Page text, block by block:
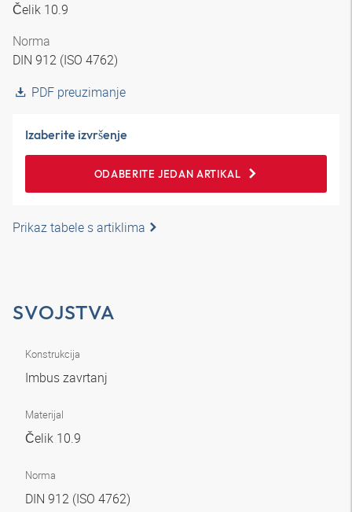
Čelik 10.9
Norma
DIN 912 (ISO 4762)
PDF preuzimanje
Izaberite izvršenje
ODABERITE JEDAN ARTIKAL
Prikaz tabele s artiklima
SVOJSTVA
Konstrukcija
Imbus zavrtanj
Materijal
Čelik 10.9
Norma
DIN 912 (ISO 4762)